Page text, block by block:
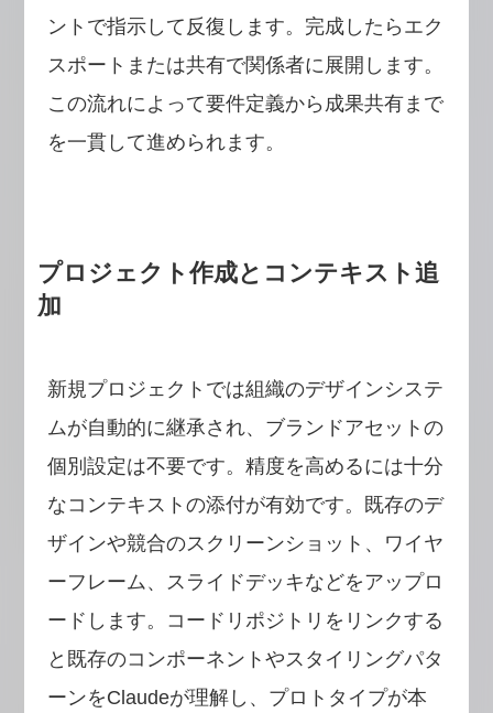
ントで指示して反復します。完成したらエク
スポートまたは共有で関係者に展開します。
この流れによって要件定義から成果共有まで
を一貫して進められます。
プロジェクト作成とコンテキスト追
加
新規プロジェクトでは組織のデザインシステ
ムが自動的に継承され、ブランドアセットの
個別設定は不要です。精度を高めるには十分
なコンテキストの添付が有効です。既存のデ
ザインや競合のスクリーンショット、ワイヤ
ーフレーム、スライドデッキなどをアップロ
ードします。コードリポジトリをリンクする
と既存のコンポーネントやスタイリングパタ
ーンをClaudeが理解し、プロトタイプが本